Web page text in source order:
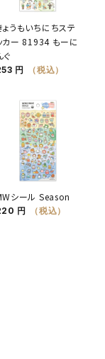
ょうもいちにちステ
カー 81934 もーに
ぐ
円 （税込）
シール Season
円 （税込）